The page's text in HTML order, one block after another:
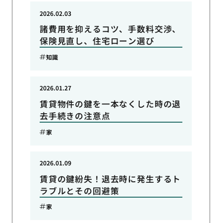
諸費用を抑えるコツ、手数料交渉、
保険見直し、住宅ローン選び
2026.02.03
知識
賃貸物件の鍵を一本なくした時の退
去手続きの注意点
2026.01.27
家
賃貸の鍵紛失！退去時に発生するト
ラブルとその回避策
2026.01.09
家